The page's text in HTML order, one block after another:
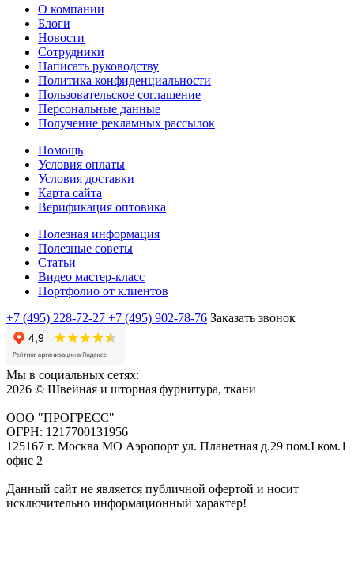
О компании
Блоги
Новости
Сотрудники
Написать руководству
Политика конфиденциальности
Пользовательское соглашение
Персональные данные
Получение рекламных рассылок
Помощь
Условия оплаты
Условия доставки
Карта сайта
Верификация оптовика
Полезная информация
Полезные советы
Статьи
Видео мастер-класс
Портфолио от клиентов
+7 (495) 228-72-27 +7 (495) 902-78-76 Заказать звонок
Мы в социальных сетях:
2026 © Швейная и шторная фурнитура, ткани
ООО "ПРОГРЕСС"
ОГРН: 1217700131956
125167 г. Москва МО Аэропорт ул. Планетная д.29 пом.I ком.1
офис 2
Данный сайт не является публичной офертой и носит
исключительно информационный характер!